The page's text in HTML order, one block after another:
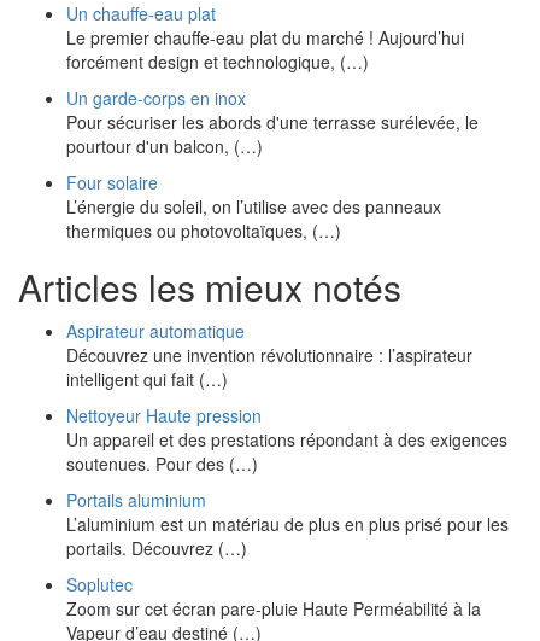
Un chauffe-eau plat
Le premier chauffe-eau plat du marché ! Aujourd’hui
forcément design et technologique, (…)
Un garde-corps en inox
Pour sécuriser les abords d'une terrasse surélevée, le
pourtour d'un balcon, (…)
Four solaire
L’énergie du soleil, on l’utilise avec des panneaux
thermiques ou photovoltaïques, (…)
Articles les mieux notés
Aspirateur automatique
Découvrez une invention révolutionnaire : l’aspirateur
intelligent qui fait (…)
Nettoyeur Haute pression
Un appareil et des prestations répondant à des exigences
soutenues. Pour des (…)
Portails aluminium
L’aluminium est un matériau de plus en plus prisé pour les
portails. Découvrez (…)
Soplutec
Zoom sur cet écran pare-pluie Haute Perméabilité à la
Vapeur d’eau destiné (…)